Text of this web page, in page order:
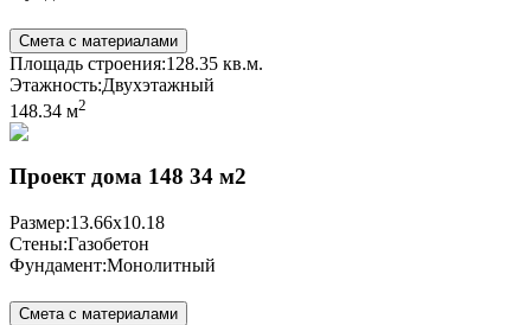
Смета с материалами
Площадь строения:128.35 кв.м.
Этажность:Двухэтажный
148.34 м2
Проект дома 148 34 м2
Размер:13.66x10.18
Стены:Газобетон
Фундамент:Монолитный
Смета с материалами